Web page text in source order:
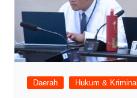
Daerah Hukum & Kriminal